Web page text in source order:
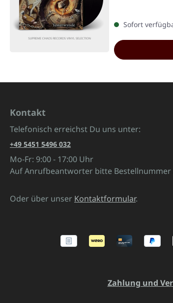
Sofort
Kontakt
Telefonisch erreichst Du uns unter:
+49 5451 5496 032
Mo-Fr: 9:00 - 17:00 Uhr
Auf Anrufbeantworter bitte Bestellnummer
Oder über unser Kontaktformular.
Zahlung und